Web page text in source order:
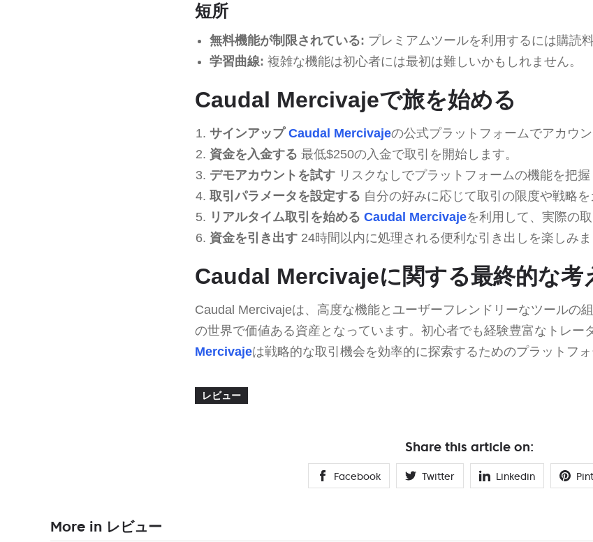
短所
無料機能が制限されている: プレミアムツールを利用するには購読
学習曲線: 複雑な機能は初心者には最初は難しいかもしれません。
Caudal Mercivajeで旅を始める
サインアップ Caudal Mercivajeの公式プラットフォームでアカウン
資金を入金する 最低$250の入金で取引を開始します。
デモアカウントを試すリスクなしでプラットフォームの機能を把握
取引パラメータを設定する 自分の好みに応じて取引の限度や戦略を
リアルタイム取引を始める Caudal Mercivajeを利用して、実際の
資金を引き出す24時間以内に処理される便利な引き出しを楽しみま
Caudal Mercivajeに関する最終的な考
Caudal Mercivajeは、高度な機能とユーザーフレンドリーなツールの
の世界で価値ある資産となっています。初心者でも経験豊富なトレー
Mercivajeは戦略的な取引機会を効率的に探索するためのプラットフォ
レビュー
Share this article on:
Facebook Twitter Linkedin
More in レビュー